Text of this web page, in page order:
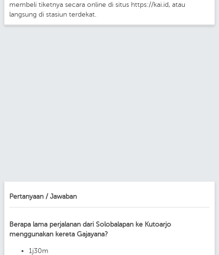
membeli tiketnya secara online di situs https://kai.id, atau
langsung di stasiun terdekat.
Pertanyaan / Jawaban
Berapa lama perjalanan dari Solobalapan ke Kutoarjo
menggunakan kereta Gajayana?
1j30m